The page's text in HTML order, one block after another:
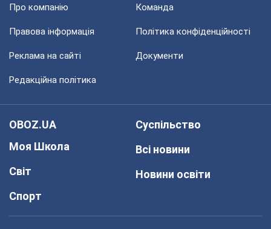
Про компанію Команда
Правова інформація Політика конфіденційності
Реклама на сайті Документи
Редакційна політика
OBOZ.UA
Моя Школа
Світ
Спорт
Суспільство
Всі новини
Новини освіти